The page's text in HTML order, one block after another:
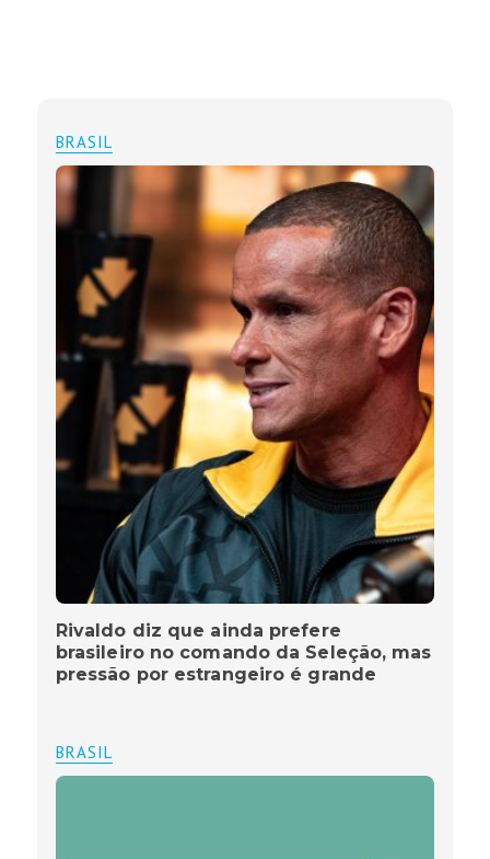
BRASIL
Rivaldo diz que ainda prefere
brasileiro no comando da Seleção, mas
pressão por estrangeiro é grande
BRASIL